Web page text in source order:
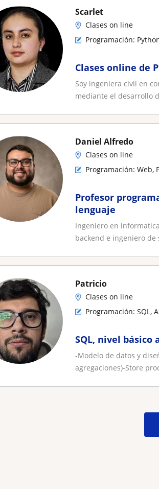
Scarlet
Clases on line
Programación:
Clases online de
Soy ingeniera civil en
mediante el desarrollo
Daniel Alfredo
Clases on line
Programación: Web,
Profesor
lenguaje
Ingeniero en
backend e ingeniero de
Patricio
Clases on line
Programación: SQL,
SQL, nivel básico
-Modelo de datos y
agregaciones)-Store